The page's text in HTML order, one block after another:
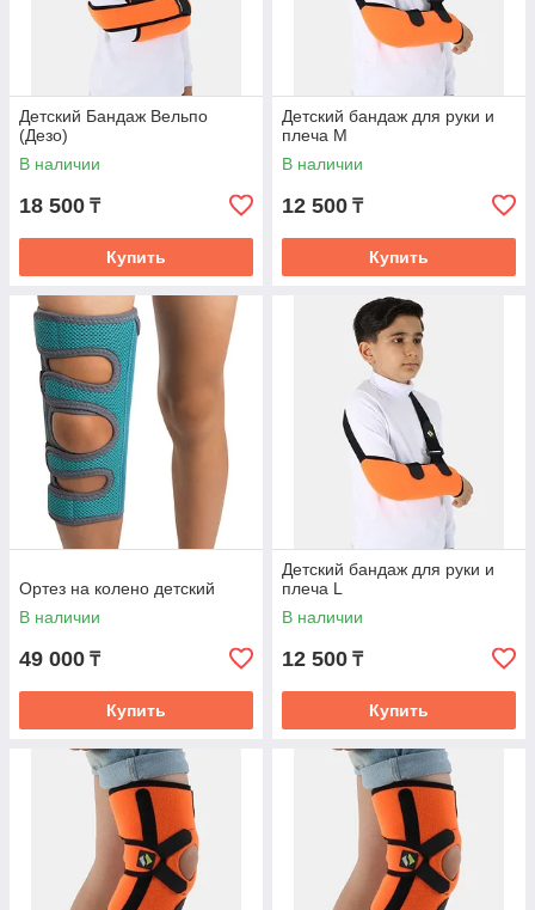
Детский Бандаж Вельпо
(Дезо)
В наличии
18 500 ₸
Купить
Детский бандаж для руки и
плеча M
В наличии
12 500 ₸
Купить
Ортез на колено детский
В наличии
49 000 ₸
Купить
Детский бандаж для руки и
плеча L
В наличии
12 500 ₸
Купить